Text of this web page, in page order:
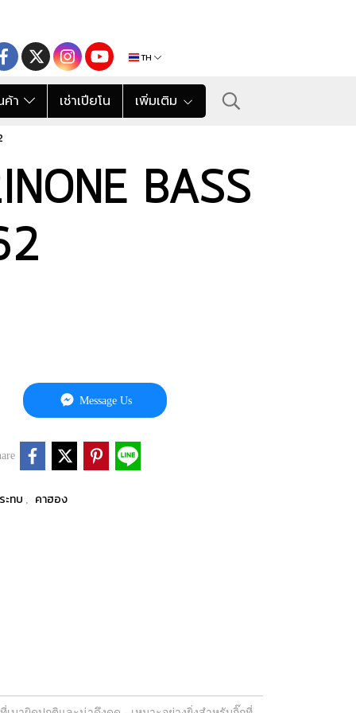
TH
ค้า เช่าเปียโน เพิ่มเติม
BASS
Message Us
ะทบ คาฮอง